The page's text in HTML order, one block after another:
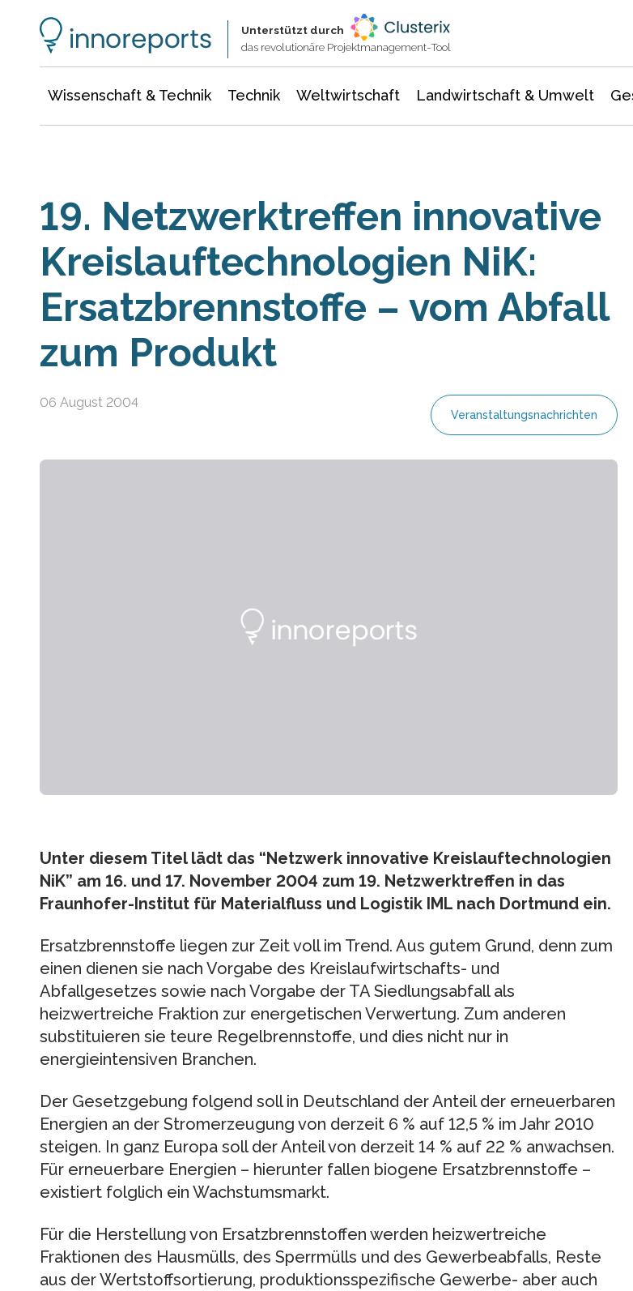
Unterstützt durch
das revolutionäre Projektmanagement-Tool
Wissenschaft & Technik Technik Weltwirtschaft Landwirtschaft & Umwelt
19. Netzwerktreffen innovative
Kreislauftechnologien NiK:
Ersatzbrennstoffe – vom Abfall
zum Produkt
06 August 2004
Veranstaltungsnachrichten
Unter diesem Titel lädt das “Netzwerk innovative Kreislauftechnologien
NiK” am 16. und 17. November 2004 zum 19. Netzwerktreffen in das
Fraunhofer-Institut für Materialfluss und Logistik IML nach Dortmund ein.
Ersatzbrennstoffe liegen zur Zeit voll im Trend. Aus gutem Grund, denn zum
einen dienen sie nach Vorgabe des Kreislaufwirtschafts- und
Abfallgesetzes sowie nach Vorgabe der TA Siedlungsabfall als
heizwertreiche Fraktion zur energetischen Verwertung. Zum anderen
substituieren sie teure Regelbrennstoffe, und dies nicht nur in
energieintensiven Branchen.
Der Gesetzgebung folgend soll in Deutschland der Anteil der erneuerbaren
Energien an der Stromerzeugung von derzeit 6 % auf 12,5 % im Jahr 2010
steigen. In ganz Europa soll der Anteil von derzeit 14 % auf 22 % anwachsen.
Für erneuerbare Energien – hierunter fallen biogene Ersatzbrennstoffe –
existiert folglich ein Wachstumsmarkt.
Für die Herstellung von Ersatzbrennstoffen werden heizwertreiche
Fraktionen des Hausmülls, des Sperrmülls und des Gewerbeabfalls, Reste
aus der Wertstoffsortierung, produktionsspezifische Gewerbe- aber auch